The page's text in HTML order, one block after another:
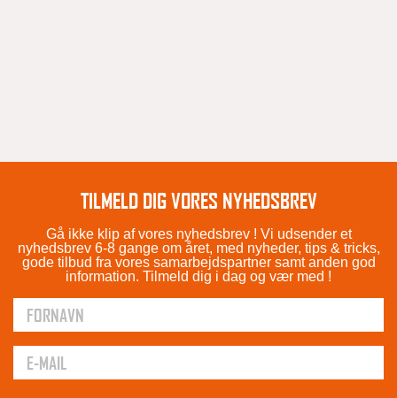
TILMELD DIG VORES NYHEDSBREV
Gå ikke klip af vores nyhedsbrev ! Vi udsender et
nyhedsbrev 6-8 gange om året, med nyheder, tips & tricks,
gode tilbud fra vores samarbejdspartner samt anden god
information. Tilmeld dig i dag og vær med !